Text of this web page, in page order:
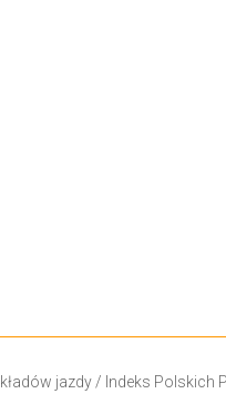
jazdy/ Indeks Polskich